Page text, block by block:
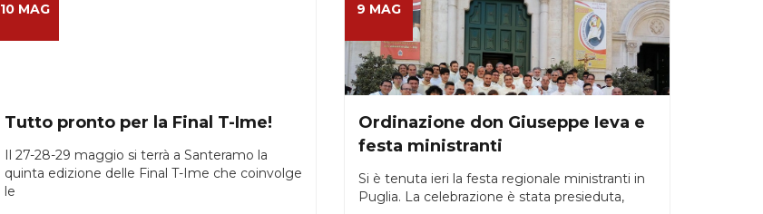
10 MAG
Tutto pronto per la Final T-Ime!
Il 27-28-29 maggio si terrà a Santeramo la
quinta edizione delle Final T-Ime che coinvolge
le
9 MAG
Ordinazione don Giuseppe Ieva e
festa ministranti
Si è tenuta ieri la festa regionale ministranti in
Puglia. La celebrazione è stata presieduta,